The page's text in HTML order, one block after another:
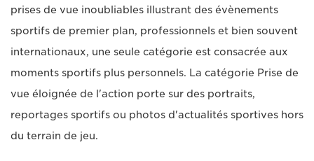
prises de vue inoubliables illustrant des évènements
sportifs de premier plan, professionnels et bien souvent
internationaux, une seule catégorie est consacrée aux
moments sportifs plus personnels. La catégorie Prise de
vue éloignée de l'action porte sur des portraits,
reportages sportifs ou photos d'actualités sportives hors
du terrain de jeu.